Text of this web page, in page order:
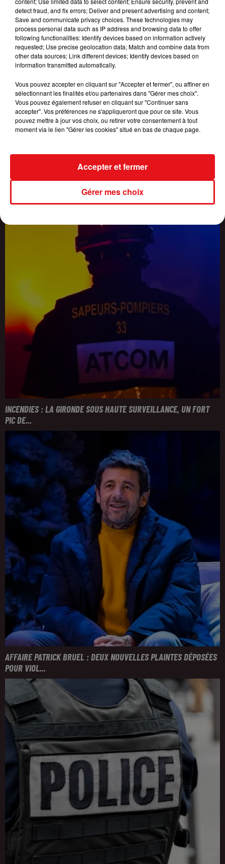
CANICULE : 16 DÉPARTEMENTS PLACÉS EN VIGILANCE ORANGE,
INCENDIES : LA GIRONDE SOUS HAUTE SURVEILLANCE, UN FORT
PIC DE...
AFFAIRE PATRICK BRUEL : DEUX NOUVELLES PLAINTES DÉPOSÉES
POUR VIOL...
detect fraud, and fix errors; Deliver and present advertising and content;
Save and communicate privacy choices. These technologies may
process personal data such as IP address and browsing data to offer
following functionalities: Identify devices based on information actively
requested; Use precise geolocation data; Match and combine data from
other data sources; Link different devices; Identify devices based on
information transmitted automatically.
Vous pouvez accepter en cliquant sur "Accepter et fermer", ou affiner en
sélectionnant les finalités et/ou partenaires dans "Gérer mes choix".
Vous pouvez également refuser en cliquant sur "Continuer sans
accepter". Vos préférences ne s'appliqueront que pour ce site. Vous
pouvez mettre à jour vos choix, ou retirer votre consentement à tout
moment via le lien "Gérer les cookies" situé en bas de chaque page.
Gérer mes choix
Accepter et fermer